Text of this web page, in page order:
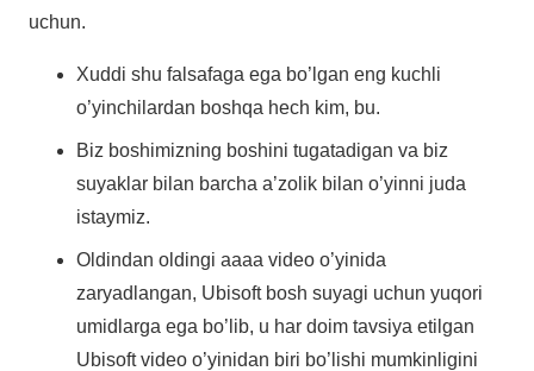
uchun.
Xuddi shu falsafaga ega bo’lgan eng kuchli
o’yinchilardan boshqa hech kim, bu.
Biz boshimizning boshini tugatadigan va biz
suyaklar bilan barcha a’zolik bilan o’yinni juda
istaymiz.
Oldindan oldingi aaaa video o’yinida
zaryadlangan, Ubisoft bosh suyagi uchun yuqori
umidlarga ega bo’lib, u har doim tavsiya etilgan
Ubisoft video o’yinidan biri bo’lishi mumkinligini